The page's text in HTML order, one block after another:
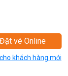
Đặt vé Online
khách hàng mới